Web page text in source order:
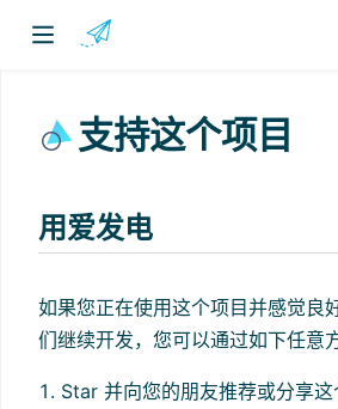
支持这个项目
用爱发电
如果您正在使用这个项目并感觉良
们继续开发，您可以通过如下任意
Star 并向您的朋友推荐或分享这